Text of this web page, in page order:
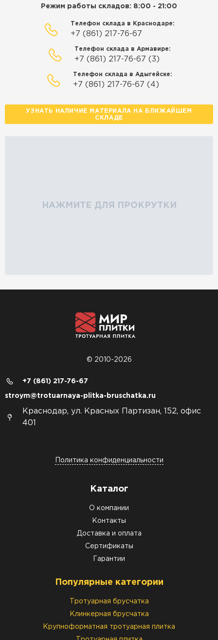
Режим работы складов: 8:00 - 21:00
Телефон склада в Краснодаре:
+7 (861) 217-76-67
Телефон склада в Армавире:
+7 (861) 217-76-67 (3)
Телефон склада в Адыгейске:
+7 (861) 217-76-67 (4)
УЗНАТЬ НАЛИЧИЕ МАТЕРИАЛА НА БЛИЖАЙШЕМ
СКЛАДЕ
НАЖМИТЕ ДЛЯ ПРОКРУТКИ
© 2010-2026
+7 (861) 217-76-67
stroym@trotuarnaya-plitka-bruschatka.ru
Краснодар, ул. Красных Партизан, 152, офис
401
Политика конфиденциальности
Каталог
О компании
Контакты
Доставка и оплата
Сертификаты
Гарантии
Популярные категории
Тротуарная брусчатка
Клинкерная брусчатка
Крупноформатная тротуарная плитка